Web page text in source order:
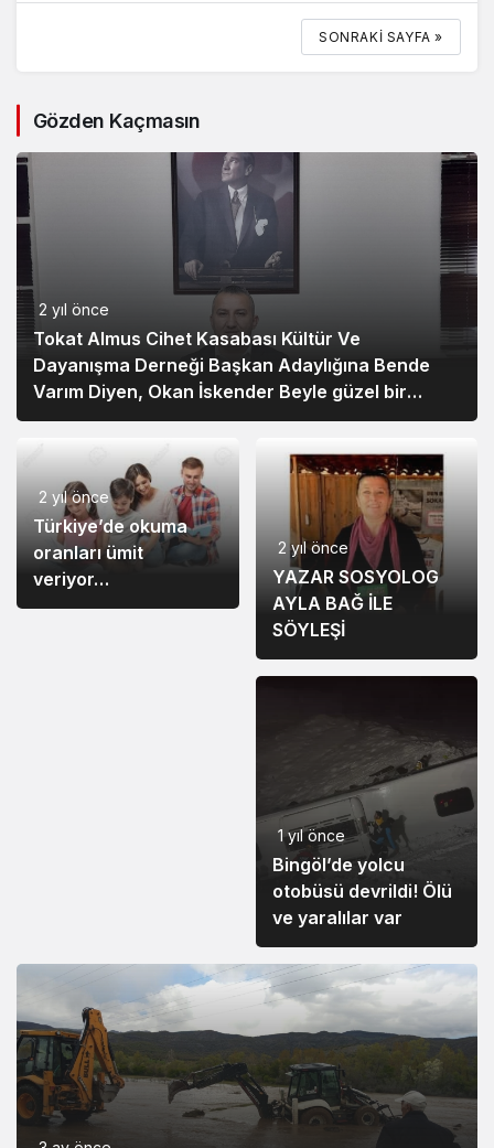
SONRAKI SAYFA »
Gözden Kaçmasın
2 yıl önce
Tokat Almus Cihet Kasabası Kültür Ve
Dayanışma Derneği Başkan Adaylığına Bende
Varım Diyen, Okan İskender Beyle güzel bir
söyleşi…
2 yıl önce
Türkiye’de okuma
oranları ümit
veriyor…
2 yıl önce
YAZAR SOSYOLOG
AYLA BAĞ İLE
SÖYLEŞİ
11 ay önce
İyiliklerde Yarışalım
1 yıl önce
Bingöl’de yolcu
otobüsü devrildi! Ölü
ve yaralılar var